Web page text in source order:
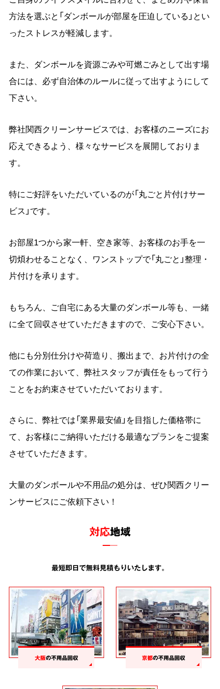
方法を選ぶと「ダンボールが部屋を圧迫している」とい
ったストレスが軽減します。
また、ダンボールを資源ごみや可燃ごみとして出す場
合には、必ず自治体のルールに従って出すようにして
下さい。
弊社関西クリーンサービスでは、お客様のニーズにお
応えできるよう、様々なサービスを展開しておりま
す。
特にご好評をいただいているのが「丸ごと片付けサー
ビス」です。
お部屋1つから家一軒、空き家等、お客様のお手を一
切煩わせることなく、ワンストップで「丸ごと」整理・
片付けを承ります。
もちろん、ご自宅にある大量のダンボール等も、一緒
に全て回収させていただきますので、ご安心下さい。
他にも分別仕分けや荷造り、搬出まで、お片付けの全
ての作業において、弊社スタッフが責任をもって行う
ことをお約束させていただいております。
さらに、弊社では「業界最安値」を目指した価格帯に
て、お客様にご納得いただける最適なプランをご提案
させていただきます。
大量のダンボールや不用品の処分は、ぜひ関西クリー
ンサービスにご依頼下さい！
対応地域
最短即日で無料見積もりいたします。
大阪の不用品回収 京都の不用品回収